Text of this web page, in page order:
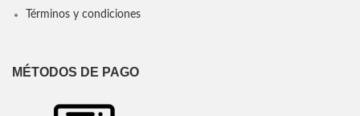
Términos y condiciones
MÉTODOS DE PAGO